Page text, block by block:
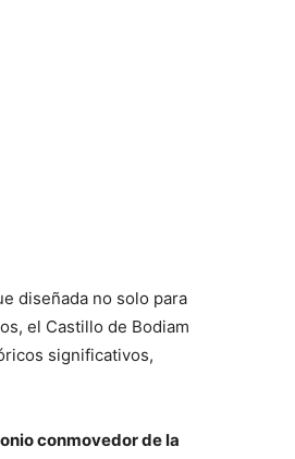
diseñada no solo para
el Castillo de Bodiam
significativos,
conmovedor de la